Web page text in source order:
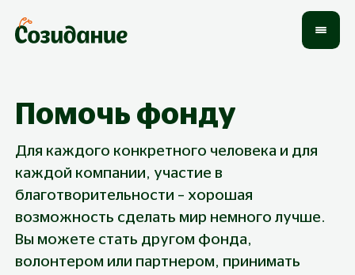
Помочь фонду
Для каждого конкретного человека и для
каждой компании, участие в
благотворительности – хорошая
возможность сделать мир немного лучше.
Вы можете стать другом фонда,
волонтером или партнером, принимать